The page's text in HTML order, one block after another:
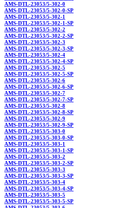
AMS-DTL-23053/5-302-0
AMS-DTL-23053/5-302-0-SP
AMS-DTL-23053/5-302-1
AMS-DTL-23053/5-302-1-SP
AMS-DTL-23053/5-302-2
AMS-DTL-23053/5-302-2-SP
AMS-DTL-23053/5-302-3
AMS-DTL-23053/5-302-3-SP
AMS-DTL-23053/5-302-4
AMS-DTL-23053/5-302-4-SP
AMS-DTL-23053/5-302-5
AMS-DTL-23053/5-302-5-SP
AMS-DTL-23053/5-302-6
AMS-DTL-23053/5-302-6-SP
AMS-DTL-23053/5-302-7
AMS-DTL-23053/5-302-7-SP
AMS-DTL-23053/5-302-8
AMS-DTL-23053/5-302-8-SP
AMS-DTL-23053/5-302-9
AMS-DTL-23053/5-302-9-SP
AMS-DTL-23053/5-303-0
AMS-DTL-23053/5-303-0-SP
AMS-DTL-23053/5-303-1
AMS-DTL-23053/5-303-1-SP
AMS-DTL-23053/5-303-2
AMS-DTL-23053/5-303-2-SP
AMS-DTL-23053/5-303-3
AMS-DTL-23053/5-303-3-SP
AMS-DTL-23053/5-303-4
AMS-DTL-23053/5-303-4-SP
AMS-DTL-23053/5-303-5
AMS-DTL-23053/5-303-5-SP